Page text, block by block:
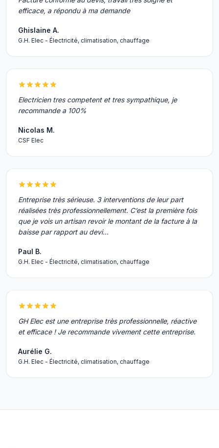
efficace, a répondu à ma demande
Ghislaine A.
G.H. Elec - Électricité, climatisation, chauffage
Electricien tres competent et tres sympathique, je
recommande a 100%
Nicolas M.
CSF Elec
Entreprise très sérieuse. 3 interventions de leur part
réalisées très professionnellement. C’est la première fois
que je vois un artisan revoir le montant de la facture à la
baisse par rapport au devi…
Paul B.
G.H. Elec - Électricité, climatisation, chauffage
GH Elec est une entreprise très professionnelle, réactive
et efficace ! Je recommande vivement cette entreprise.
Aurélie G.
G.H. Elec - Électricité, climatisation, chauffage